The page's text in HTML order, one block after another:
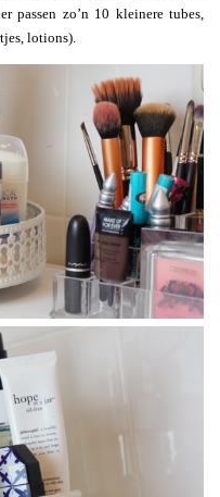
passen zo’n 10 kleinere tubes,
lotions).